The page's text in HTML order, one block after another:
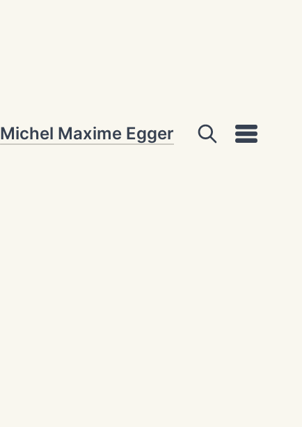
Michel Maxime Egger